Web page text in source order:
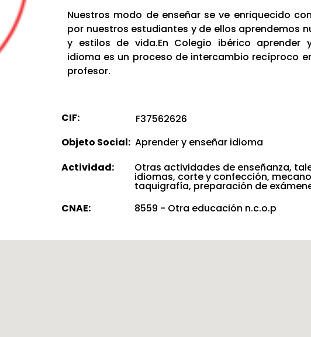
Nuestros modo de enseñar se ve enriquecido
por nuestros estudiantes y de ellos aprendemos
y estilos de vida.En Colegio ibérico aprender
idioma es un proceso de intercambio recíproco
profesor.
CIF:
F37562626
Objeto Social: Aprender y enseñar idioma
Actividad:
Otras actividades de enseñanza,
idiomas, corte y confección,
taquigrafía, preparación de
CNAE:
8559 - Otra educación n.c.o.p